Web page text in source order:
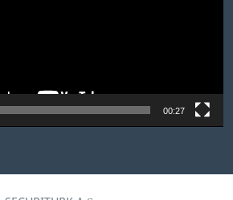
00:27